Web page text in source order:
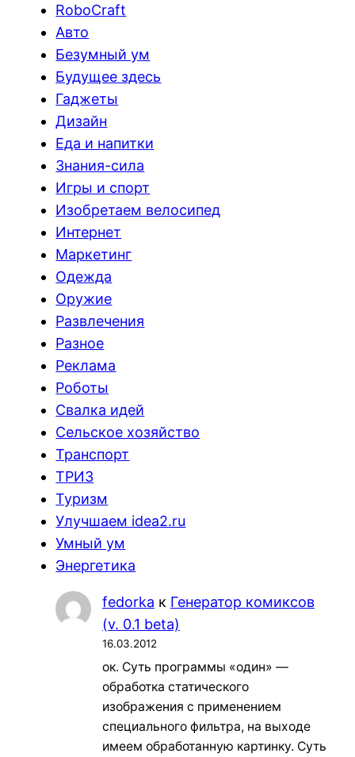
RoboCraft
Авто
Безумный ум
Будущее здесь
Гаджеты
Дизайн
Еда и напитки
Знания-сила
Игры и спорт
Изобретаем велосипед
Интернет
Маркетинг
Одежда
Оружие
Развлечения
Разное
Реклама
Роботы
Свалка идей
Сельское хозяйство
Транспорт
ТРИЗ
Туризм
Улучшаем idea2.ru
Умный ум
Энергетика
fedorka к Генератор комиксов
(v. 0.1 beta)
16.03.2012
ок. Суть программы «один» —
обработка статического
изображения с применением
специального фильтра, на выходе
имеем обработанную картинку. Суть